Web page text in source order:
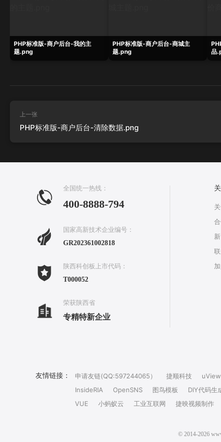
PHP标准版-商户后台-我的主
题.png
PHP标准版-商户后台-商城主
题.png
品
上一张
PHP标准版-商户后台-清除数据.png
全国统一热线：
400-8888-794
国家高新技术企业编号：
GR202361002818
陕西科创板上市代码：
T000052
荣获陕西省
专精特新企业
友情链接： 申请友链(QQ:597244065） 捷顺科技
uView
InsideRIA
OpenSNS 图鸟模板
DIY代码生
VUE
小蚂蚁云 工业互联网 捷映视频制作
© 2014-2026